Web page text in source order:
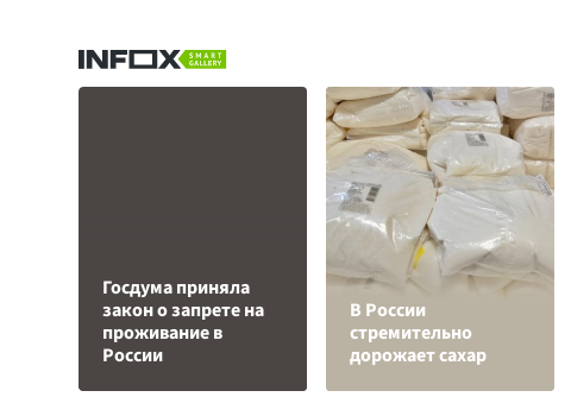
Госдума приняла
закон о запрете на
проживание в
России
В России
стремительно
дорожает сахар